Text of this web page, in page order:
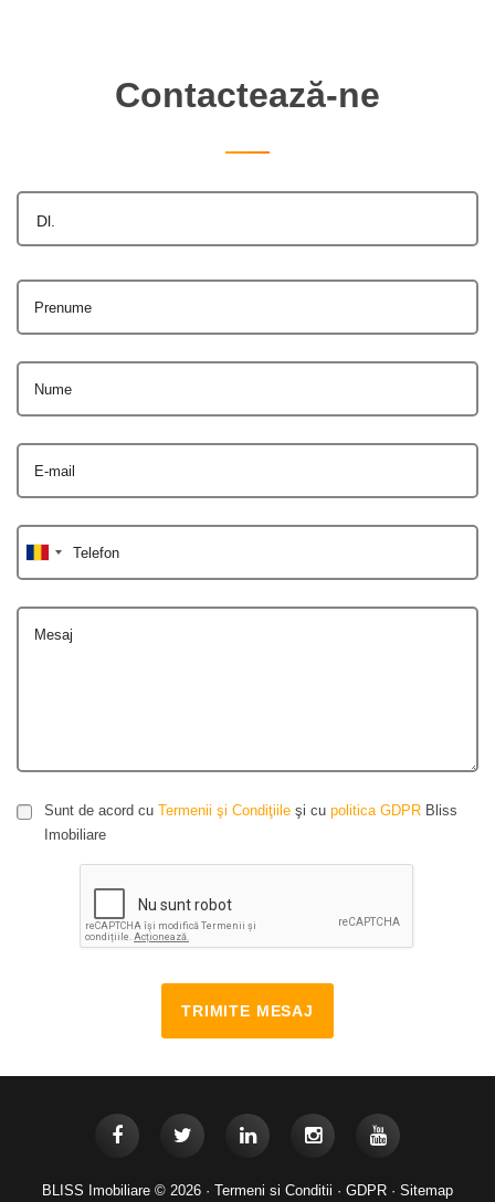
Contactează-ne
Dl.
Prenume
Nume
E-mail
Telefon
Mesaj
Sunt de acord cu Termenii şi Condiţiile şi cu politica GDPR Bliss
Imobiliare
TRIMITE MESAJ
BLISS Imobiliare © 2026 · Termeni si Conditii · GDPR · Sitemap